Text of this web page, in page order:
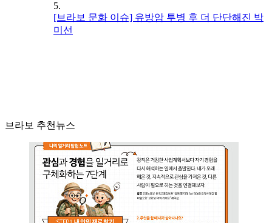
5.
[브라보 문화 이슈] 유방암 투병 후 더 단단해진 박
미선
브라보 추천뉴스